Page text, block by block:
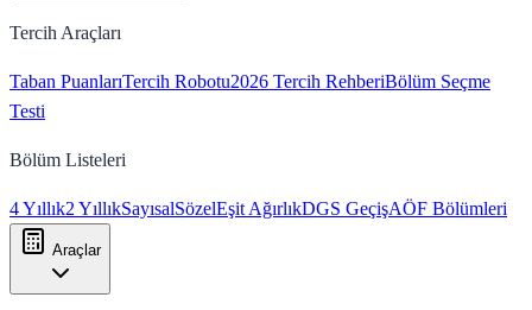
Tercih Araçları
Taban PuanlarıTercih Robotu2026 Tercih RehberiBölüm Seçme
Testi
Bölüm Listeleri
4 Yıllık2 YıllıkSayısalSözelEşit AğırlıkDGS GeçişAÖF Bölümleri
Araçlar